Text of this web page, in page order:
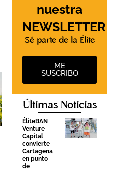
nuestra
NEWSLETTER
Sé parte de la Élite
ME
SUSCRIBO
Últimas Noticias
ÉliteBAN
Venture
Capital
convierte
Cartagena
en punto
de